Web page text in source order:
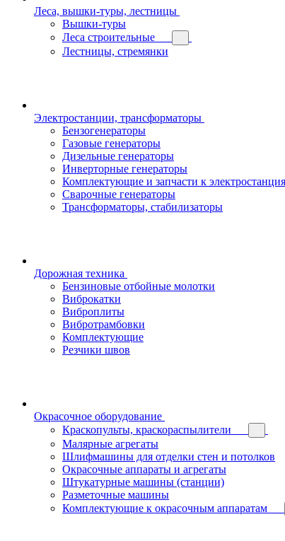
Леса, вышки-туры, лестницы
Вышки-туры
Леса строительные
Лестницы, стремянки
Электростанции, трансформаторы
Бензогенераторы
Газовые генераторы
Дизельные генераторы
Инверторные генераторы
Комплектующие и запчасти к
Сварочные генераторы
Трансформаторы, стабилизаторы
Дорожная техника
Бензиновые отбойные молотки
Виброкатки
Виброплиты
Вибротрамбовки
Комплектующие
Резчики швов
Окрасочное оборудование
Краскопульты, краскораспылители
Малярные агрегаты
Шлифмашины для отделки стен и потолков
Окрасочные аппараты и агрегаты
Штукатурные машины (станции)
Разметочные машины
Комплектующие к окрасочным аппаратам